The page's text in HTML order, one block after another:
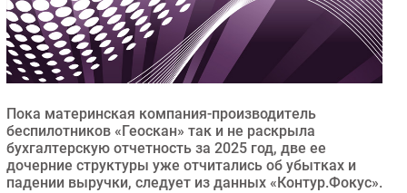
Финансы
Web
Безопасность
Инновации
CIO/Управление ИТ
Гаджеты
Здоровье
Пока материнская компания-производитель
беспилотников «Геоскан» так и не раскрыла
бухгалтерскую отчетность за 2025 год, две ее
дочерние структуры уже отчитались об убытках и
падении выручки, следует из данных «Контур.Фокус».